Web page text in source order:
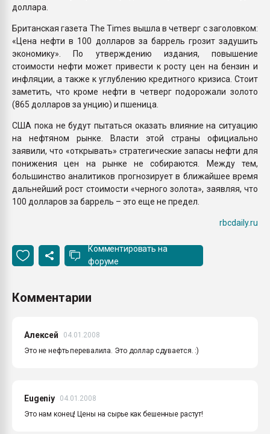
доллара.
Британская газета The Times вышла в четверг с заголовком:
«Цена нефти в 100 долларов за баррель грозит задушить
экономику». По утверждению издания, повышение
стоимости нефти может привести к росту цен на бензин и
инфляции, а также к углублению кредитного кризиса. Стоит
заметить, что кроме нефти в четверг подорожали золото
(865 долларов за унцию) и пшеница.
США пока не будут пытаться оказать влияние на ситуацию
на нефтяном рынке. Власти этой страны официально
заявили, что «открывать» стратегические запасы нефти для
понижения цен на рынке не собираются. Между тем,
большинство аналитиков прогнозирует в ближайшее время
дальнейший рост стоимости «черного золота», заявляя, что
100 долларов за баррель – это еще не предел.
rbcdaily.ru
Комментировать на
форуме
Комментарии
Алексей
04.01.2008
Это не нефть перевалила. Это доллар сдувается. :)
Eugeniy
04.01.2008
Это нам конец! Цены на сырье как бешенные растут!